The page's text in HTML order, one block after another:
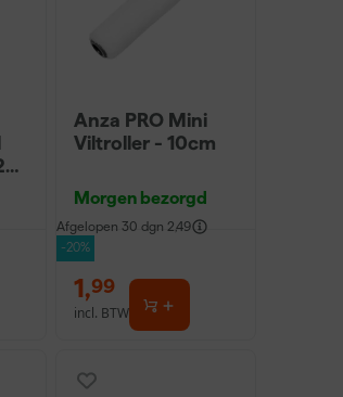
Anza PRO Mini
Viltroller - 10cm
Morgen bezorgd
Afgelopen 30 dgn 2,49
-20%
1,99
incl. BTW